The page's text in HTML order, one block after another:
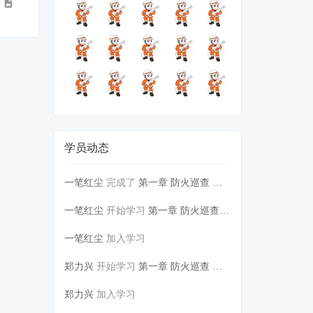
学员动态
一笔红尘 完成了 第一章 防火巡查 第二讲 第2...
一笔红尘 开始学习 第一章 防火巡查 第二讲 第2...
一笔红尘 加入学习
郑力兴 开始学习 第一章 防火巡查 第二讲 第2...
郑力兴 加入学习